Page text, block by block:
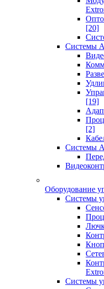
[20]
Системы
[19]
[2]
Системы
Оборудование
Системы
Системы